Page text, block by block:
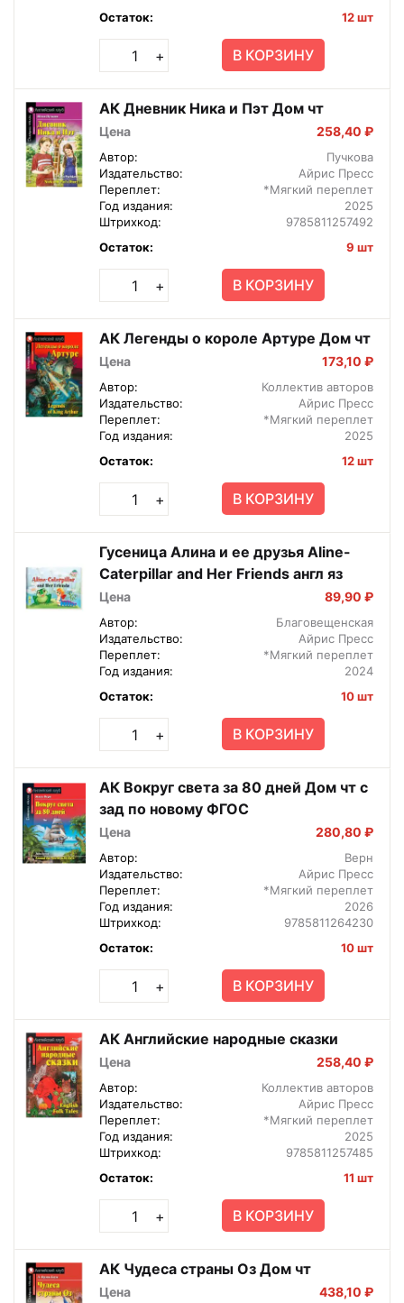
Остаток:
12 шт
+ В КОРЗИНУ
АК Дневник Ника и Пэт Дом чт
Цена 258,40 ₽
Автор:
Пучкова
Издательство:
Айрис Пресс
Переплет:
*Мягкий переплет
Год издания:
2025
Штрихкод:
9785811257492
Остаток:
9 шт
+ В КОРЗИНУ
АК Легенды о короле Артуре Дом чт
Цена 173,10 ₽
Автор:
Коллектив авторов
Издательство:
Айрис Пресс
Переплет:
*Мягкий переплет
Год издания:
2025
Остаток:
12 шт
+ В КОРЗИНУ
Гусеница Алина и ее друзья Aline-
Caterpillar and Her Friends англ яз
Цена 89,90 ₽
Автор:
Благовещенская
Издательство:
Айрис Пресс
Переплет:
*Мягкий переплет
Год издания:
2024
Остаток:
10 шт
+ В КОРЗИНУ
АК Вокруг света за 80 дней Дом чт с
зад по новому ФГОС
Цена 280,80 ₽
Автор:
Верн
Издательство:
Айрис Пресс
Переплет:
*Мягкий переплет
Год издания:
2026
Штрихкод:
9785811264230
Остаток:
10 шт
+ В КОРЗИНУ
АК Английские народные сказки
Цена 258,40 ₽
Автор:
Коллектив авторов
Издательство:
Айрис Пресс
Переплет:
*Мягкий переплет
Год издания:
2025
Штрихкод:
9785811257485
Остаток:
11 шт
+ В КОРЗИНУ
АК Чудеса страны Оз Дом чт
Цена 438,10 ₽